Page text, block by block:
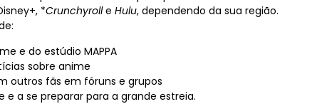
*Crunchyrolle Hulu, dependendo da sua região.
e do estúdio MAPPA
sobre anime
outros fãs em fóruns e grupos
a se preparar para a grande estreia.